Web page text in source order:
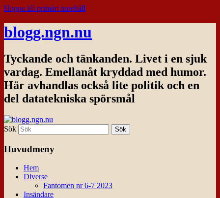
Hoppa till primärt innehåll
blogg.ngn.nu
Tyckande och tänkanden. Livet i en sjuk
vardag. Emellanåt kryddad med humor.
Här avhandlas också lite politik och en
del datatekniska spörsmål
Sök
Huvudmeny
Hem
Diverse
Fantomen nr 6-7 2023
Insändare